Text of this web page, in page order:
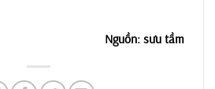
Nguồn: sưu tầm